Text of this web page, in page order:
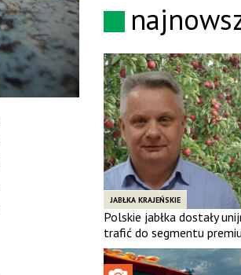
JABŁKA KRAJEŃSKIE
Polskie jabłka dostały
trafić do segmentu